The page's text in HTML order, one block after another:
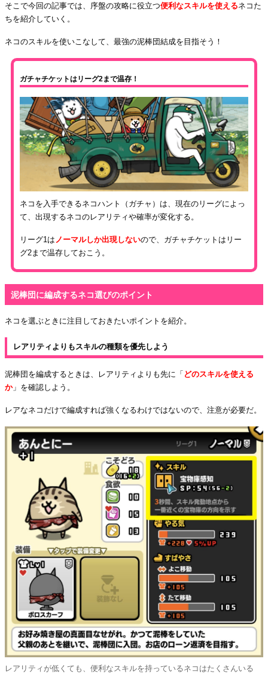
そこで今回の記事では、序盤の攻略に役立つ便利なスキルを使えるネコた
ちを紹介していく。
ネコのスキルを使いこなして、最強の泥棒団結成を目指そう！
ガチャチケットはリーグ2まで温存！
ネコを入手できるネコハント（ガチャ）は、現在のリーグによっ
て、出現するネコのレアリティや確率が変化する。
リーグ1はノーマルしか出現しないので、ガチャチケットはリー
グ2まで温存しておこう。
泥棒団に編成するネコ選びのポイント
ネコを選ぶときに注目しておきたいポイントを紹介。
レアリティよりもスキルの種類を優先しよう
泥棒団を編成するときは、レアリティよりも先に「 どのスキルを使える
か」を確認しよう。
レアなネコだけで編成すれば強くなるわけではないので、注意が必要だ。
レアリティが低くても、便利なスキルを持っているネコはたくさんいる